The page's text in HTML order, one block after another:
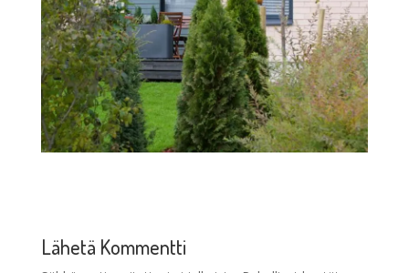
Lähetä Kommentti